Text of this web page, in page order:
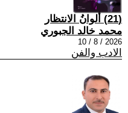
(21) ألوانُ الانتظار
محمد خالد الجبوري
2026 / 8 / 10
الادب والفن